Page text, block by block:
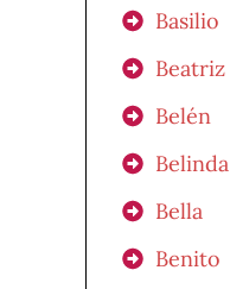
Basilio
Beatriz
Belén
Belinda
Bella
Benito